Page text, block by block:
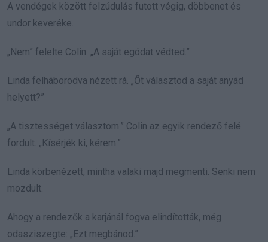
A vendégek között felzúdulás futott végig, döbbenet és
undor keveréke.
„Nem” felelte Colin. „A saját egódat védted.”
Linda felháborodva nézett rá. „Őt választod a saját anyád
helyett?”
„A tisztességet választom.” Colin az egyik rendező felé
fordult. „Kísérjék ki, kérem.”
Linda körbenézett, mintha valaki majd megmenti. Senki nem
mozdult.
Ahogy a rendezők a karjánál fogva elindították, még
odasziszegte: „Ezt megbánod.”